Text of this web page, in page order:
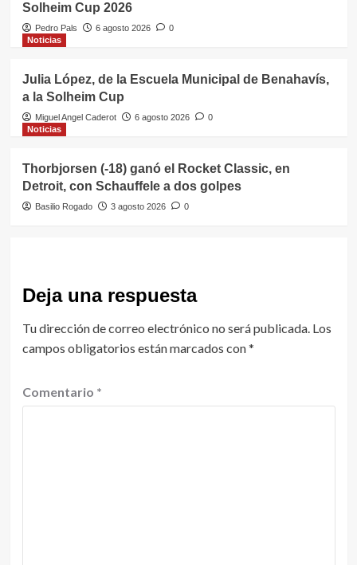
Solheim Cup 2026
Pedro Pals 6 agosto 2026
0
Noticias
Julia López, de la Escuela Municipal de Benahavís,
a la Solheim Cup
Miguel Angel Caderot 6 agosto 2026
0
Noticias
Thorbjorsen (-18) ganó el Rocket Classic, en
Detroit, con Schauffele a dos golpes
Basilio Rogado 3 agosto 2026 0
Deja una respuesta
Tu dirección de correo electrónico no será publicada. Los
campos obligatorios están marcados con*
Comentario *